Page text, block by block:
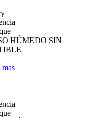
HÚMEDO SIN